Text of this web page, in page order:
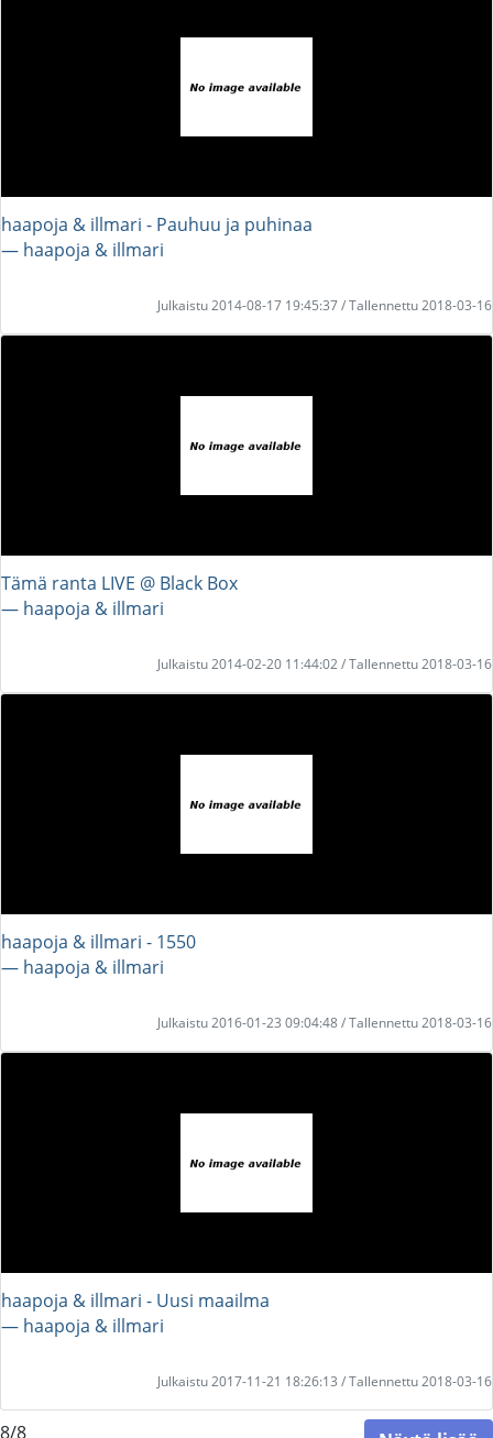
haapoja & illmari - Pauhuu ja puhinaa
― haapoja & illmari
Julkaistu 2014-08-17 19:45:37 / Tallennettu 2018-03-16
Tämä ranta LIVE @ Black Box
― haapoja & illmari
Julkaistu 2014-02-20 11:44:02 / Tallennettu 2018-03-16
haapoja & illmari - 1550
― haapoja & illmari
Julkaistu 2016-01-23 09:04:48 / Tallennettu 2018-03-16
haapoja & illmari - Uusi maailma
― haapoja & illmari
Julkaistu 2017-11-21 18:26:13 / Tallennettu 2018-03-16
8/8